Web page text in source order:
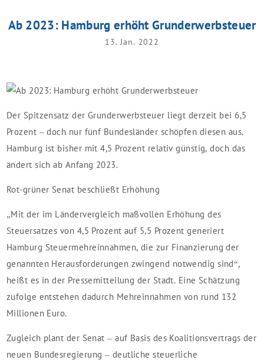
Ab 2023: Hamburg erhöht Grunderwerbsteuer
13. Jan. 2022
Der Spitzensatz der Grunderwerbsteuer liegt derzeit bei 6,5
Prozent – doch nur fünf Bundesländer schöpfen diesen aus.
Hamburg ist bisher mit 4,5 Prozent relativ günstig, doch das
ändert sich ab Anfang 2023.
Rot-grüner Senat beschließt Erhöhung
„Mit der im Ländervergleich maßvollen Erhöhung des
Steuersatzes von 4,5 Prozent auf 5,5 Prozent generiert
Hamburg Steuermehreinnahmen, die zur Finanzierung der
genannten Herausforderungen zwingend notwendig sind“,
heißt es in der Pressemitteilung der Stadt. Eine Schätzung
zufolge entstehen dadurch Mehreinnahmen von rund 132
Millionen Euro.
Zugleich plant der Senat – auf Basis des Koalitionsvertrags der
neuen Bundesregierung – deutliche steuerliche